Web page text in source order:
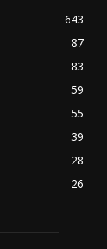
643
87
83
59
55
39
28
26